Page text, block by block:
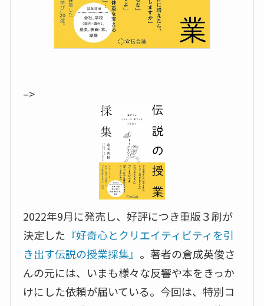
–>
2022年9月に発売し、好評につき重版３刷が
決定した 『好奇心とクリエイティビティを引
き出す伝説の授業採集』 。著者の倉成英俊さ
んの元には、いまも様々な反響や本をきっか
けにした依頼が届いている。今回は、特別コ